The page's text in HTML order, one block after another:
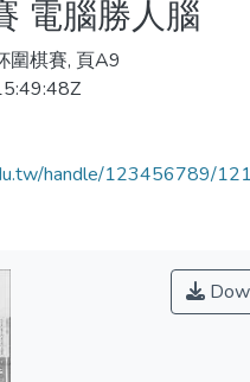
電腦勝人腦
圍棋賽, 頁A9
handle/123456789/